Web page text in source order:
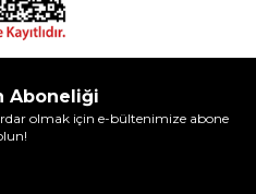
Aboneliği
olmak için e-bültenimize abone